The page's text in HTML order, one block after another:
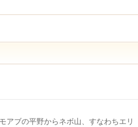
の平野からネボ山、すなわちエリ